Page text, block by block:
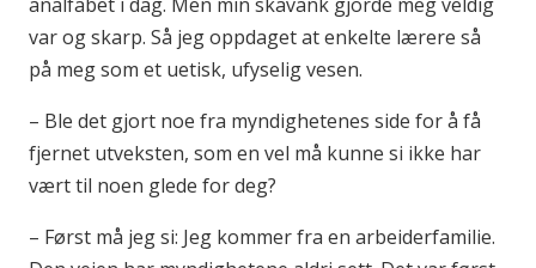
var og skarp. Så jeg oppdaget at enkelte lærere så
på meg som et uetisk, ufyselig vesen.
– Ble det gjort noe fra myndighetenes side for å få
fjernet utveksten, som en vel må kunne si ikke har
vært til noen glede for deg?
– Først må jeg si: Jeg kommer fra en arbeiderfamilie.